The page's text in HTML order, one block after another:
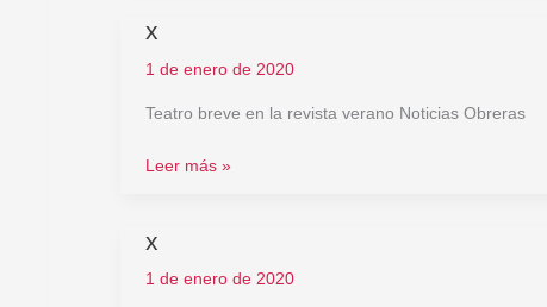
x
1 de enero de 2020
Teatro breve en la revista verano Noticias Obreras
x
Leer más »
x
1 de enero de 2020
x